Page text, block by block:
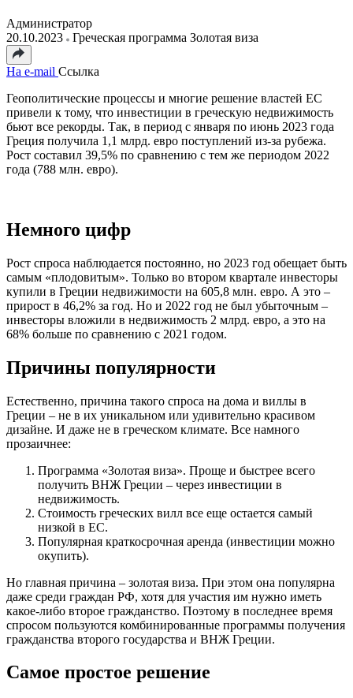
Администратор
20.10.2023
Греческая программа Золотая виза
На e-mail Ссылка
Геополитические процессы и многие решение властей ЕС
привели к тому, что инвестиции в греческую недвижимость
бьют все рекорды. Так, в период с января по июнь 2023 года
Греция получила 1,1 млрд. евро поступлений из-за рубежа.
Рост составил 39,5% по сравнению с тем же периодом 2022
года (788 млн. евро).
Немного цифр
Рост спроса наблюдается постоянно, но 2023 год обещает быть
самым «плодовитым». Только во втором квартале инвесторы
купили в Греции недвижимости на 605,8 млн. евро. А это –
прирост в 46,2% за год. Но и 2022 год не был убыточным –
инвесторы вложили в недвижимость 2 млрд. евро, а это на
68% больше по сравнению с 2021 годом.
Причины популярности
Естественно, причина такого спроса на дома и виллы в
Греции – не в их уникальном или удивительно красивом
дизайне. И даже не в греческом климате. Все намного
прозаичнее:
Программа «Золотая виза». Проще и быстрее всего
получить ВНЖ Греции – через инвестиции в
недвижимость.
Стоимость греческих вилл все еще остается самый
низкой в ЕС.
Популярная краткосрочная аренда (инвестиции можно
окупить).
Но главная причина – золотая виза. При этом она популярна
даже среди граждан РФ, хотя для участия им нужно иметь
какое-либо второе гражданство. Поэтому в последнее время
спросом пользуются комбинированные программы получения
гражданства второго государства и ВНЖ Греции.
Самое простое решение